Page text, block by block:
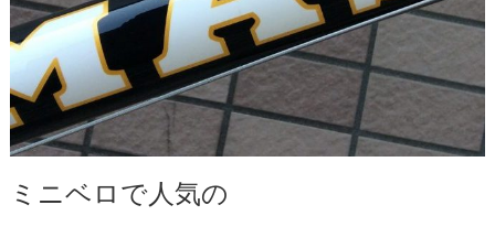
ミニベロで人気の